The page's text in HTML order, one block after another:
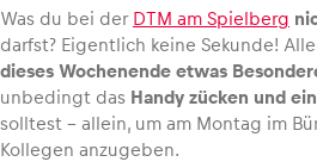
Was du bei der DTM am Spielberg
darfst? Eigentlich keine Sekunde!
dieses Wochenende etwas
unbedingt das Handy zücken und
solltest – allein, um am Montag im
Kollegen anzugeben.